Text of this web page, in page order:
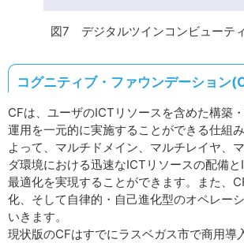
図7 デジタルツインコンビューテ
コグニティブ・ファウンデーション
CFは、ユーザのICTリソースを含めた構築
運用を一元的に実施することができる仕組
よって、マルチドメイン、マルチレイヤ、
ダ環境における迅速なICTリソースの配備
最適化を実現することができます。また、
化、そして自律的・自己進化型のオペレー
いきます。
現状版のCFはすでにラスベガス市で商用導